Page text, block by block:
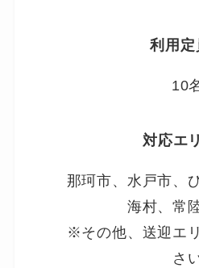
利用定
10
対応エ
那珂市、水戸市、
海村、常
※その他、送迎エ
さ